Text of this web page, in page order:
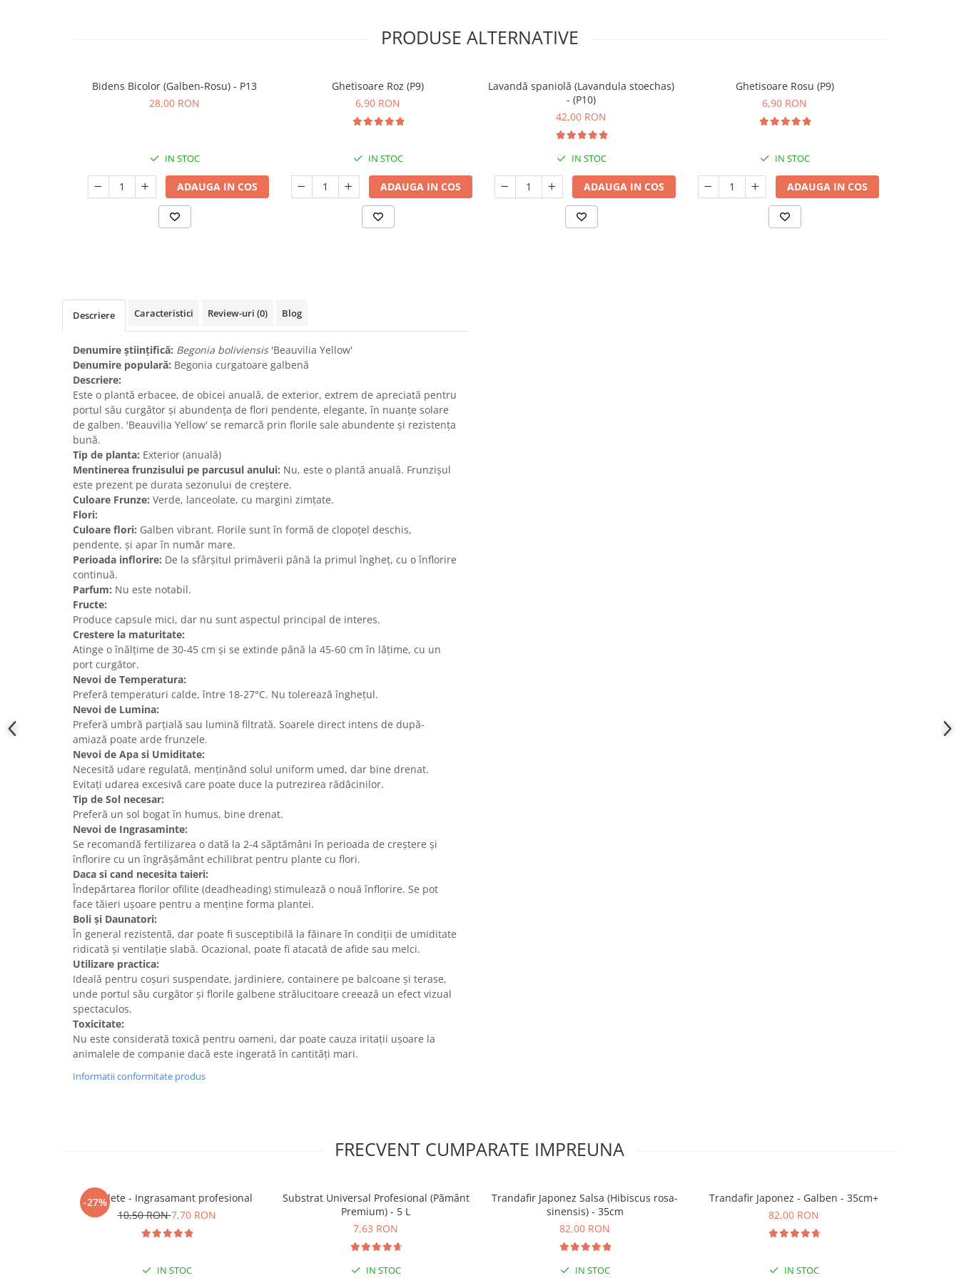
PRODUSE ALTERNATIVE
Bidens Bicolor (Galben-Rosu) - P13
28,00 RON
IN STOC
ADAUGA IN COS
Ghetisoare Roz (P9)
6,90 RON
IN STOC
ADAUGA IN COS
Lavandă spaniolă (Lavandula stoechas)
- (P10)
42,00 RON
IN STOC
ADAUGA IN COS
Ghetisoare Rosu (P9)
6,90 RON
IN STOC
ADAUGA IN COS
Descriere Caracteristici Review-uri (0) Blog
Denumire științifică: Begonia boliviensis'Beauvilia Yellow'
Denumire populară: Begonia curgatoare galbenă
Descriere:
Este o plantă erbacee, de obicei anuală, de exterior, extrem de apreciată pentru
portul său curgător și abundența de flori pendente, elegante, în nuanțe solare
de galben. 'Beauvilia Yellow' se remarcă prin florile sale abundente și rezistența
bună.
Tip de planta: Exterior (anuală)
Mentinerea frunzisului pe parcusul anului: Nu, este o plantă anuală. Frunzișul
este prezent pe durata sezonului de creștere.
Culoare Frunze: Verde, lanceolate, cu margini zimțate.
Flori:
Culoare flori: Galben vibrant. Florile sunt în formă de clopoțel deschis,
pendente, și apar în număr mare.
Perioada inflorire: De la sfârșitul primăverii până la primul îngheț, cu o înflorire
continuă.
Parfum: Nu este notabil.
Fructe:
Produce capsule mici, dar nu sunt aspectul principal de interes.
Crestere la maturitate:
Atinge o înălțime de 30-45 cm și se extinde până la 45-60 cm în lățime, cu un
port curgător.
Nevoi de Temperatura:
Preferă temperaturi calde, între 18-27°C. Nu tolerează înghețul.
Nevoi de Lumina:
Preferă umbră parțială sau lumină filtrată. Soarele direct intens de după-
amiază poate arde frunzele.
Nevoi de Apa si Umiditate:
Necesită udare regulată, menținând solul uniform umed, dar bine drenat.
Evitați udarea excesivă care poate duce la putrezirea rădăcinilor.
Tip de Sol necesar:
Preferă un sol bogat în humus, bine drenat.
Nevoi de Ingrasaminte:
Se recomandă fertilizarea o dată la 2-4 săptămâni în perioada de creștere și
înflorire cu un îngrășământ echilibrat pentru plante cu flori.
Daca si cand necesita taieri:
Îndepărtarea florilor ofilite (deadheading) stimulează o nouă înflorire. Se pot
face tăieri ușoare pentru a menține forma plantei.
Boli și Daunatori:
În general rezistentă, dar poate fi susceptibilă la făinare în condiții de umiditate
ridicată și ventilație slabă. Ocazional, poate fi atacată de afide sau melci.
Utilizare practica:
Ideală pentru coșuri suspendate, jardiniere, containere pe balcoane și terase,
unde portul său curgător și florile galbene strălucitoare creează un efect vizual
spectaculos.
Toxicitate:
Nu este considerată toxică pentru oameni, dar poate cauza iritații ușoare la
animalele de companie dacă este ingerată în cantități mari.
Informatii conformitate produs
FRECVENT CUMPARATE IMPREUNA
-27%
5 Tablete - Ingrasamant profesional
10,50 RON7,70 RON
IN STOC
Substrat Universal Profesional (Pământ
Premium) - 5 L
7,63 RON
IN STOC
Trandafir Japonez Salsa (Hibiscus rosa-
sinensis) - 35cm
82,00 RON
IN STOC
Trandafir Japonez - Galben - 35cm+
82,00 RON
IN STOC